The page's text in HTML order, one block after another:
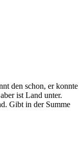
den schon, er konnte
ist Land unter.
Gibt in der Summe